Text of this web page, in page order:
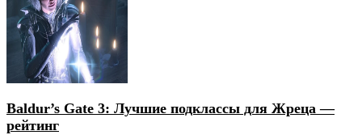
Baldur’s Gate 3: Лучшие подклассы для Жреца —
рейтинг